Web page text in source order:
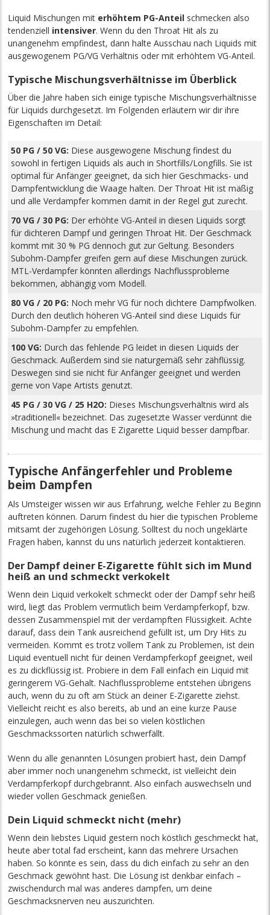
Liquid Mischungen mit erhöhtem PG-Anteil schmecken also
tendenziell intensiver. Wenn du den Throat Hit als zu
unangenehm empfindest, dann halte Ausschau nach Liquids mit
ausgewogenem PG/VG Verhältnis oder mit erhöhtem VG-Anteil.
Typische Mischungsverhältnisse im Überblick
Über die Jahre haben sich einige typische Mischungsverhältnisse
für Liquids durchgesetzt. Im Folgenden erläutern wir dir ihre
Eigenschaften im Detail:
50 PG / 50 VG: Diese ausgewogene Mischung findest du
sowohl in fertigen Liquids als auch in Shortfills/Longfills. Sie ist
optimal für Anfänger geeignet, da sich hier Geschmacks- und
Dampfentwicklung die Waage halten. Der Throat Hit ist mäßig
und alle Verdampfer kommen damit in der Regel gut zurecht.
70 VG / 30 PG: Der erhöhte VG-Anteil in diesen Liquids sorgt
für dichteren Dampf und geringen Throat Hit. Der Geschmack
kommt mit 30 % PG dennoch gut zur Geltung. Besonders
Subohm-Dampfer greifen gern auf diese Mischungen zurück.
MTL-Verdampfer könnten allerdings Nachflussprobleme
bekommen, abhängig vom Modell.
80 VG / 20 PG: Noch mehr VG für noch dichtere Dampfwolken.
Durch den deutlich höheren VG-Anteil sind diese Liquids für
Subohm-Dampfer zu empfehlen.
100 VG: Durch das fehlende PG leidet in diesen Liquids der
Geschmack. Außerdem sind sie naturgemäß sehr zähflüssig.
Deswegen sind sie nicht für Anfänger geeignet und werden
gerne von Vape Artists genutzt.
45 PG / 30 VG / 25 H2O: Dieses Mischungsverhältnis wird als
»traditionell« bezeichnet. Das zugesetzte Wasser verdünnt die
Mischung und macht das E Zigarette Liquid besser dampfbar.
Typische Anfängerfehler und Probleme
beim Dampfen
Als Umsteiger wissen wir aus Erfahrung, welche Fehler zu Beginn
auftreten können. Darum findest du hier die typischen Probleme
mitsamt der zugehörigen Lösung. Solltest du noch ungeklärte
Fragen haben, kannst du uns natürlich jederzeit kontaktieren.
Der Dampf deiner E-Zigarette fühlt sich im Mund
heiß an und schmeckt verkokelt
Wenn dein Liquid verkokelt schmeckt oder der Dampf sehr heiß
wird, liegt das Problem vermutlich beim Verdampferkopf, bzw.
dessen Zusammenspiel mit der verdampften Flüssigkeit. Achte
darauf, dass dein Tank ausreichend gefüllt ist, um Dry Hits zu
vermeiden. Kommt es trotz vollem Tank zu Problemen, ist dein
Liquid eventuell nicht für deinen Verdampferkopf geeignet, weil
es zu dickflüssig ist. Probiere in dem Fall einfach ein Liquid mit
geringerem VG-Gehalt. Nachflussprobleme entstehen übrigens
auch, wenn du zu oft am Stück an deiner E-Zigarette ziehst.
Vielleicht reicht es also bereits, ab und an eine kurze Pause
einzulegen, auch wenn das bei so vielen köstlichen
Geschmackssorten natürlich schwerfällt.
Wenn du alle genannten Lösungen probiert hast, dein Dampf
aber immer noch unangenehm schmeckt, ist vielleicht dein
Verdampferkopf durchgebrannt. Also einfach auswechseln und
wieder vollen Geschmack genießen.
Dein Liquid schmeckt nicht (mehr)
Wenn dein liebstes Liquid gestern noch köstlich geschmeckt hat,
heute aber total fad erscheint, kann das mehrere Ursachen
haben. So könnte es sein, dass du dich einfach zu sehr an den
Geschmack gewöhnt hast. Die Lösung ist denkbar einfach –
zwischendurch mal was anderes dampfen, um deine
Geschmacksnerven neu auszurichten.